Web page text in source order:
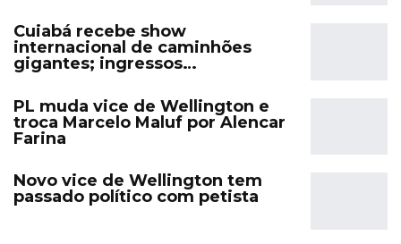
Cuiabá recebe show
internacional de caminhões
gigantes; ingressos…
PL muda vice de Wellington e
troca Marcelo Maluf por Alencar
Farina
Novo vice de Wellington tem
passado político com petista